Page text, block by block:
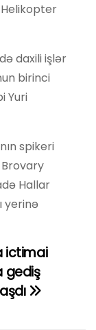
daxili işlər
birinci
Yuri
spikeri
Hallar
yerinə
ictimai
gediş